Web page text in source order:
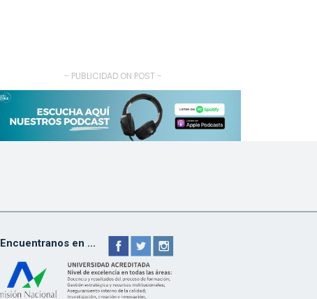
- PUBLICIDAD ON POST -
Encuentranos en ...